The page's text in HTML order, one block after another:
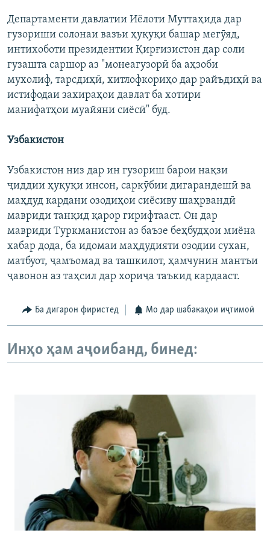
Департаменти давлатии Иёлоти Муттаҳида дар
гузориши солонаи вазъи ҳуқуқи башар мегӯяд,
интихоботи президентии Қирғизистон дар соли
гузашта саршор аз "монеагузорӣ ба аҳзоби
мухолиф, тарсдиҳӣ, хитлофкориҳо дар райъдиҳӣ ва
истифодаи захираҳои давлат ба хотири
манифатҳои муайяни сиёсӣ" буд.
Узбакистон
Узбакистон низ дар ин гузориш барои нақзи
ҷиддии ҳуқуқи инсон, саркӯбии дигарандешӣ ва
маҳдуд кардани озодиҳои сиёсиву шаҳрвандӣ
мавриди танқид қарор гирифтааст. Он дар
мавриди Туркманистон аз баъзе беҳбудҳои миёна
хабар дода, ба идомаи маҳдудияти озодии сухан,
матбуот, ҷамъомад ва ташкилот, ҳамчунин мантъи
ҷавонон аз таҳсил дар хориҷа таъкид кардааст.
Ба дигарон фиристед Мо дар шабакаҳои иҷтимоӣ
Инҳо ҳам аҷоибанд, бинед: